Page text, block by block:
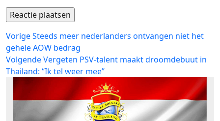
Bericht
navigatie
VorigeVorig
bericht:
Steeds meer nederlanders ontvangen niet het
gehele AOW bedrag
VolgendeVolgend
bericht:
Vergeten PSV-talent maakt droomdebuut in
Thailand: “Ik tel weer mee”